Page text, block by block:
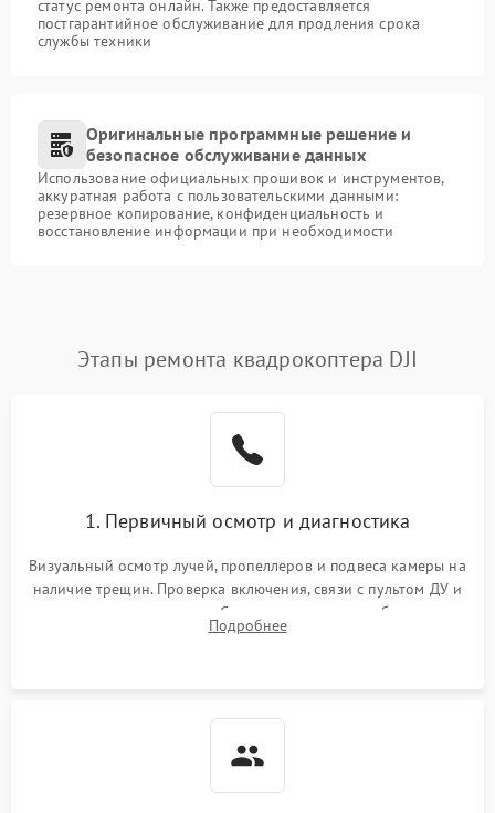
статус ремонта онлайн. Также предоставляется
постгарантийное обслуживание для продления срока
службы техники
Оригинальные программные решение и
безопасное обслуживание данных
Использование официальных прошивок и инструментов,
аккуратная работа с пользовательскими данными:
резервное копирование, конфиденциальность и
восстановление информации при необходимости
Этапы ремонта квадрокоптера DJI
1. Первичный осмотр и диагностика
Визуальный осмотр лучей, пропеллеров и подвеса камеры на
наличие трещин. Проверка включения, связи с пультом ДУ и
передачи видеосигнала. Считывание логов ошибок через
полетное ПО для определения характера неисправности.
Подробнее